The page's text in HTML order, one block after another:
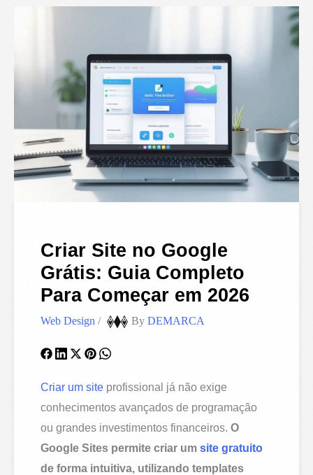
Criar Site no Google
Grátis: Guia Completo
Para Começar em 2026
Web Design / ByDEMARCA
Criar um site profissional já não exige
conhecimentos avançados de programação
ou grandes investimentos financeiros.O
Google Sites permite criar umsite gratuito
de forma intuitiva, utilizando templates